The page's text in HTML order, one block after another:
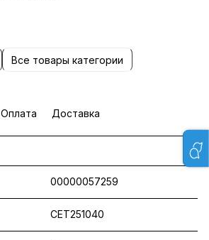
Все товары категории
Оплата Доставка
00000057259
CET251040